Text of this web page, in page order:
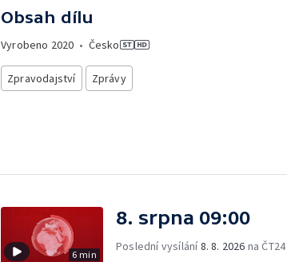
Obsah dílu
Vyrobeno 2020 • Česko
Zpravodajství Zprávy
6 min
8. srpna 09:00
Poslední vysílání8. 8. 2026 na ČT24